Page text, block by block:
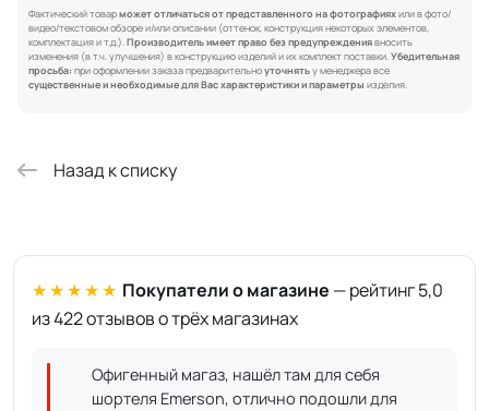
Фактический товарможет отличаться от представленного на фотографияхили в фото/
видео/текстовом обзоре и/или описании (оттенок, конструкция некоторых элементов,
комплектация и т.д.).Производитель имеет право без предупреждениявносить
изменения (в т.ч. улучшения) в конструкцию изделий и их комплект поставки.Убедительная
просьба: при оформлении заказа предварительноуточнятьу менеджера все
существенные и необходимые для Вас характеристики и параметры изделия.
Назад к списку
★★★★★ Покупатели о магазине — рейтинг 5,0
из 422 отзывов о трёх магазинах
Офигенный магаз, нашёл там для себя
шортеля Emerson, отлично подошли для